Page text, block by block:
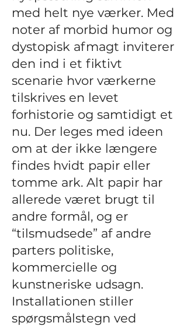
med helt nye værker. Med
noter af morbid humor og
dystopisk afmagt inviterer
den ind i et fiktivt
scenarie hvor værkerne
tilskrives en levet
forhistorie og samtidigt et
nu. Der leges med ideen
om at der ikke længere
findes hvidt papir eller
tomme ark. Alt papir har
allerede været brugt til
andre formål, og er
“tilsmudsede” af andre
parters politiske,
kommercielle og
kunstneriske udsagn.
Installationen stiller
spørgsmålstegn ved